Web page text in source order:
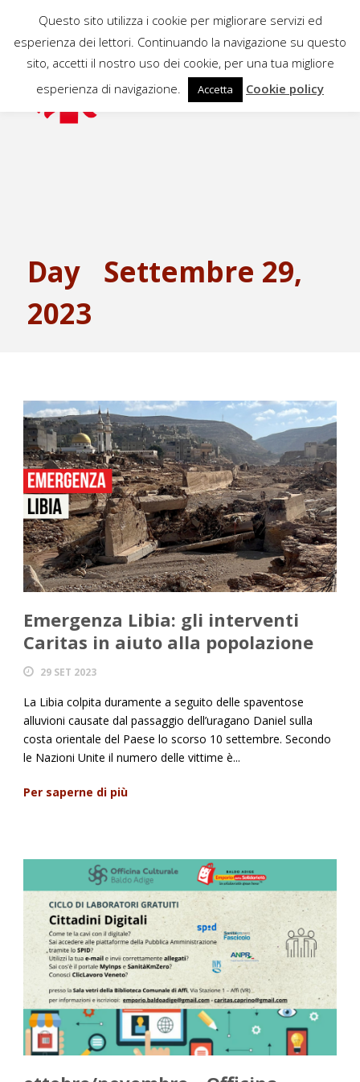
Day
Settembre 29,
2023
Emergenza Libia: gli interventi
Caritas in aiuto alla popolazione
29 SET 2023
La Libia colpita duramente a seguito delle spaventose
alluvioni causate dal passaggio dell’uragano Daniel sulla
costa orientale del Paese lo scorso 10 settembre. Secondo
le Nazioni Unite il numero delle vittime è...
Per saperne di più
Questo sito utilizza i cookie per migliorare servizi ed
esperienza dei lettori. Continuando la navigazione su questo
sito, accetti il nostro uso dei cookie, per una tua migliore
esperienza di navigazione.
Accetta Cookie policy